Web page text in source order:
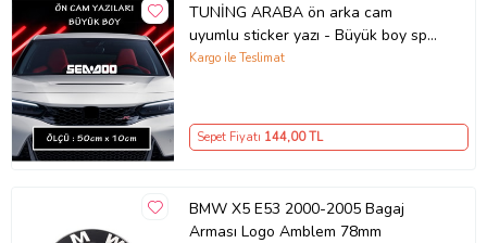
TUNİNG ARABA ön arka cam
uyumlu sticker yazı - Büyük boy spor
tuning modifiye etiket
Kargo ile Teslimat
Sepet Fiyatı 144,00 TL
BMW X5 E53 2000-2005 Bagaj
Arması Logo Amblem 78mm